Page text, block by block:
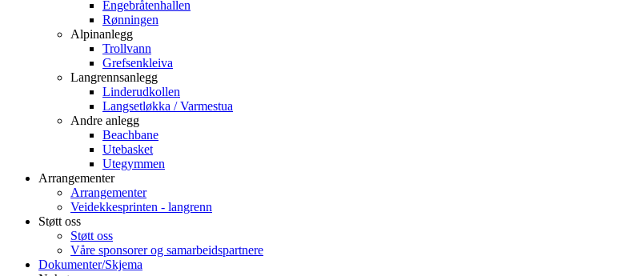
Engebråtenhallen
Rønningen
Alpinanlegg
Trollvann
Grefsenkleiva
Langrennsanlegg
Linderudkollen
Langsetløkka / Varmestua
Andre anlegg
Beachbane
Utebasket
Utegymmen
Arrangementer
Arrangementer
Veidekkesprinten - langrenn
Støtt oss
Støtt oss
Våre sponsorer og samarbeidspartnere
Dokumenter/Skjema